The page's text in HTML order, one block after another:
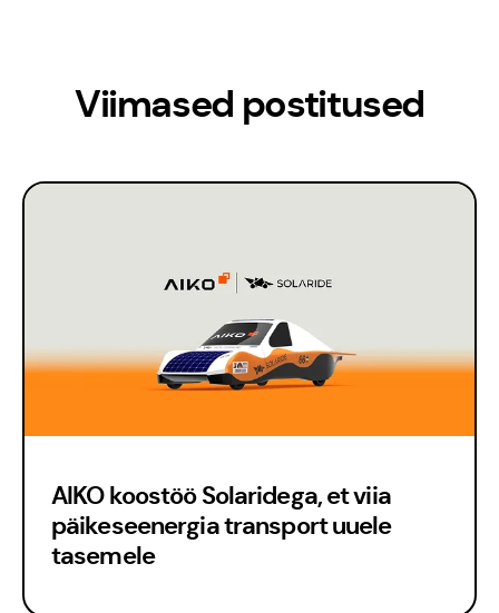
Meisse usuvad
Viimased postitused
AIKO koostöö Solaridega, et viia
päikeseenergia transport uuele
tasemele